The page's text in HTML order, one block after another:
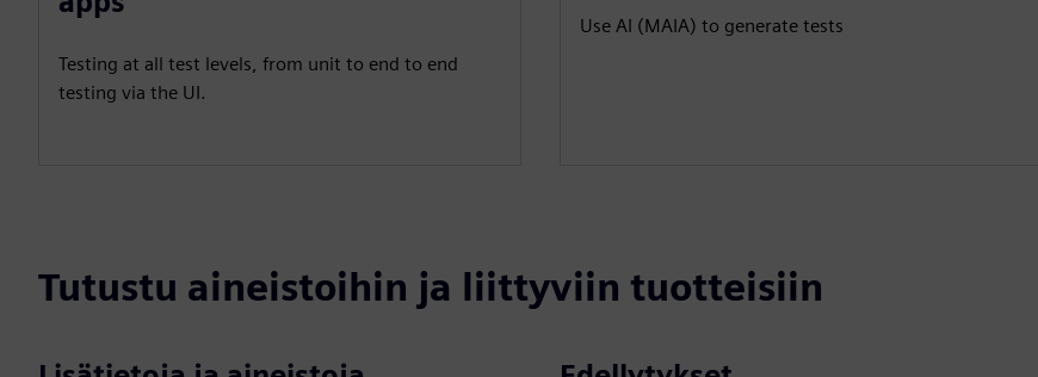
Testing at all test levels, from unit to end to end
testing via the UI.
Use AI (MAIA) to generate tests
Tutustu aineistoihin ja liittyviin tuotteisiin